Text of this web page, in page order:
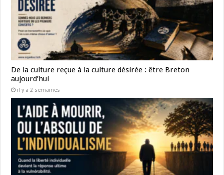
De la culture reçue à la culture désirée : être Breton
aujourd’hui
il y a 2 semaines